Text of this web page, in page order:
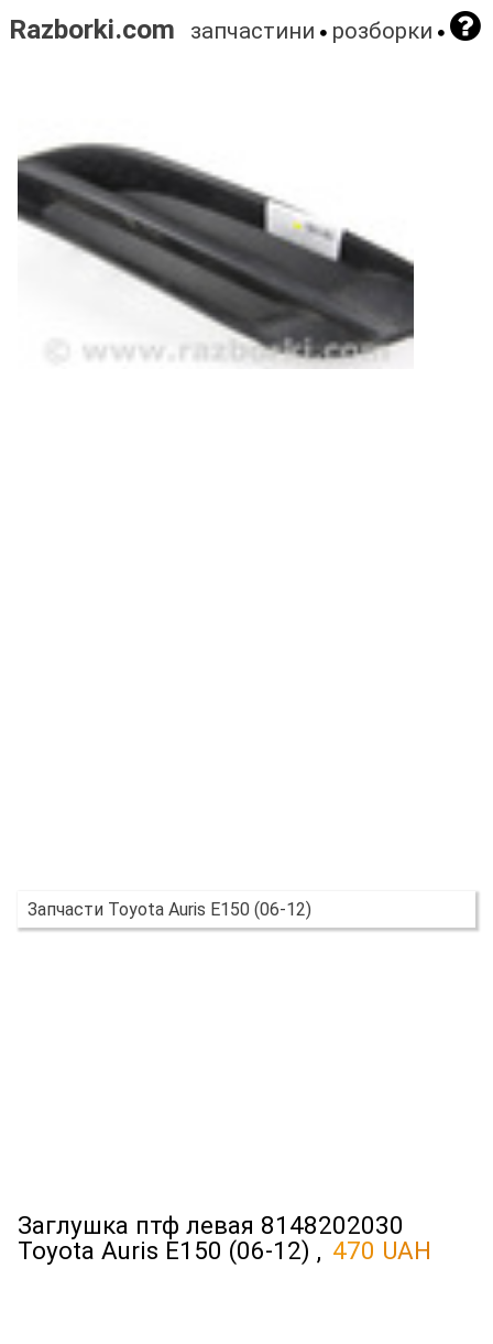
Razborki.com запчастини розборки
Запчасти Toyota Auris E150 (06-12)
Заглушка птф левая 8148202030
Toyota Auris E150 (06-12) , 470 UAH